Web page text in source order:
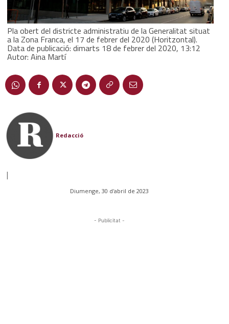
Pla obert del districte administratiu de la Generalitat situat
a la Zona Franca, el 17 de febrer del 2020 (Horitzontal).
Data de publicació: dimarts 18 de febrer del 2020, 13:12
Autor: Aina Martí
Redacció
|
Diumenge, 30 d'abril de 2023
- Publicitat -